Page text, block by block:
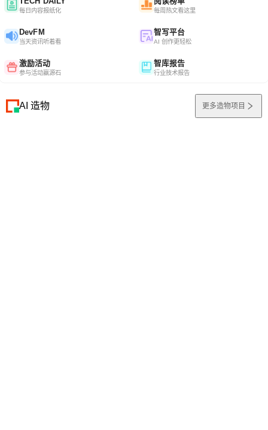
每日内容报纸化 每周热文看这里
DevFM
当天资讯听着看
智写平台
AI 创作更轻松
激励活动
参与活动赢源石
智库报告
行业技术报告
AI 造物 更多造物项目